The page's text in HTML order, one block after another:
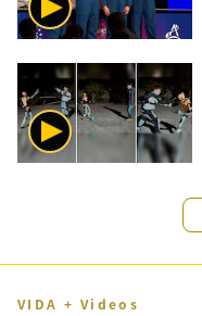
VIDA + Videos